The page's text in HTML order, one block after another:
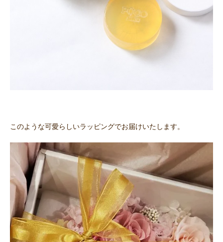
このような可愛らしいラッピングでお届けいたします。